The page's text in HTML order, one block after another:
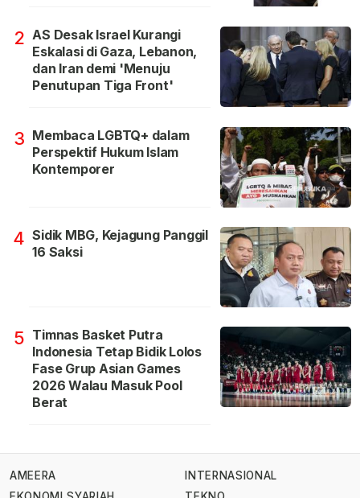
2 AS Desak Israel Kurangi
Eskalasi di Gaza, Lebanon,
dan Iran demi 'Menuju
Penutupan Tiga Front'
3 Membaca LGBTQ+ dalam
Perspektif Hukum Islam
Kontemporer
4 Sidik MBG, Kejagung Panggil
16 Saksi
5 Timnas Basket Putra
Indonesia Tetap Bidik Lolos
Fase Grup Asian Games
2026 Walau Masuk Pool
Berat
AMEERA
INTERNASIONAL